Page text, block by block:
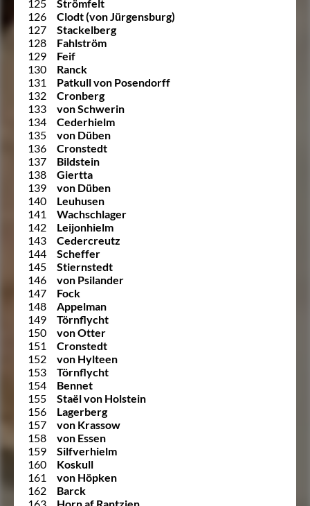
125
Strömfelt
126
Clodt (von Jürgensburg)
127
Stackelberg
128
Fahlström
129
Feif
130
Ranck
131
Patkull von Posendorff
132
Cronberg
133
von Schwerin
134
Cederhielm
135
von Düben
136
Cronstedt
137
Bildstein
138
Giertta
139
von Düben
140
Leuhusen
141
Wachschlager
142
Leijonhielm
143
Cedercreutz
144
Scheffer
145
Stiernstedt
146
von Psilander
147
Fock
148
Appelman
149
Törnflycht
150
von Otter
151
Cronstedt
152
von Hylteen
153
Törnflycht
154
Bennet
155
Staël von Holstein
156
Lagerberg
157
von Krassow
158
von Essen
159
Silfverhielm
160
Koskull
161
von Höpken
162
Barck